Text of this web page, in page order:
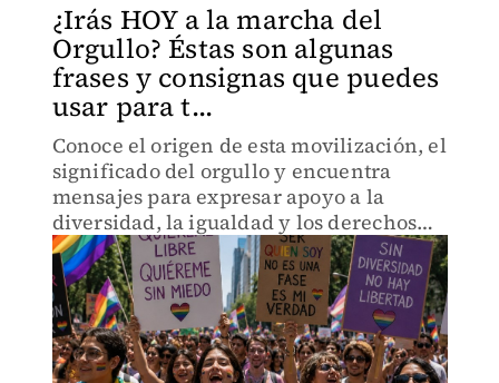
¿Irás HOY a la marcha del
Orgullo? Éstas son algunas
frases y consignas que puedes
usar para t...
Conoce el origen de esta movilización, el
significado del orgullo y encuentra
mensajes para expresar apoyo a la
diversidad, la igualdad y los derechos
humanos